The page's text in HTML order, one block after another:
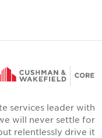
services leader with
will never settle for
relentlessly drive it